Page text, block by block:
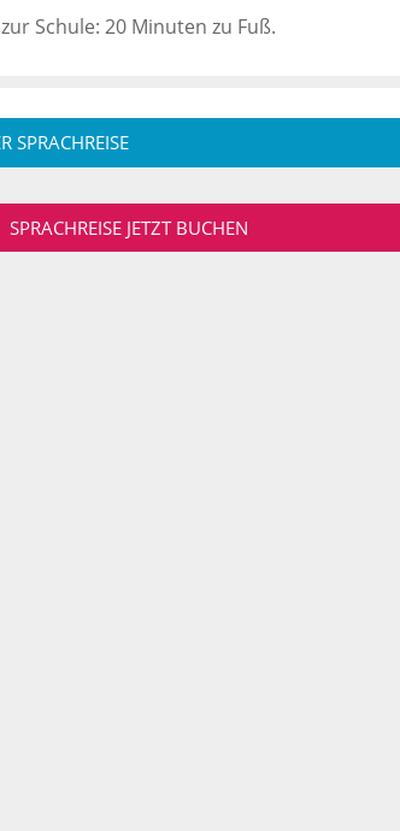
Schule: 20 Minuten zu Fuß.
SPRACHREISE
SPRACHREISE JETZT BUCHEN